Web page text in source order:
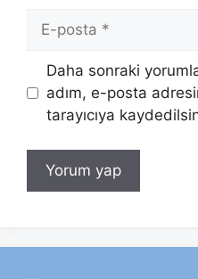
posta
Daha sonraki
adım, e-posta
tarayıcıya